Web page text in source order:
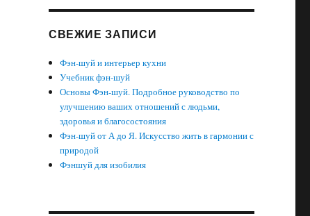
СВЕЖИЕ ЗАПИСИ
Фэн-шуй и интерьер кухни
Учебник фэн-шуй
Основы Фэн-шуй. Подробное руководство по
улучшению ваших отношений с людьми,
здоровья и благосостояния
Фэн-шуй от А до Я. Искусство жить в гармонии с
природой
Фэншуй для изобилия